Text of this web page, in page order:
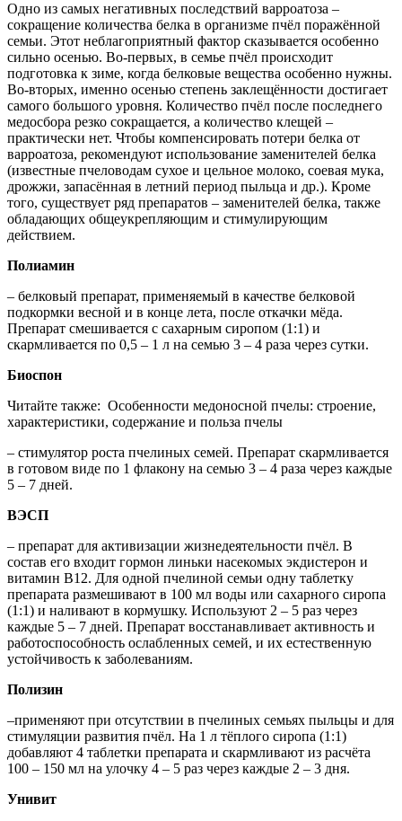
Одно из самых негативных последствий варроатоза –
сокращение количества белка в организме пчёл поражённой
семьи. Этот неблагоприятный фактор сказывается особенно
сильно осенью. Во-первых, в семье пчёл происходит
подготовка к зиме, когда белковые вещества особенно нужны.
Во-вторых, именно осенью степень заклещённости достигает
самого большого уровня. Количество пчёл после последнего
медосбора резко сокращается, а количество клещей –
практически нет. Чтобы компенсировать потери белка от
варроатоза, рекомендуют использование заменителей белка
(известные пчеловодам сухое и цельное молоко, соевая мука,
дрожжи, запасённая в летний период пыльца и др.). Кроме
того, существует ряд препаратов – заменителей белка, также
обладающих общеукрепляющим и стимулирующим
действием.
Полиамин
– белковый препарат, применяемый в качестве белковой
подкормки весной и в конце лета, после откачки мёда.
Препарат смешивается с сахарным сиропом (1:1) и
скармливается по 0,5 – 1 л на семью 3 – 4 раза через сутки.
Биоспон
Читайте также: Особенности медоносной пчелы: строение,
характеристики, содержание и польза пчелы
– стимулятор роста пчелиных семей. Препарат скармливается
в готовом виде по 1 флакону на семью 3 – 4 раза через каждые
5 – 7 дней.
ВЭСП
– препарат для активизации жизнедеятельности пчёл. В
состав его входит гормон линьки насекомых экдистерон и
витамин В12. Для одной пчелиной семьи одну таблетку
препарата размешивают в 100 мл воды или сахарного сиропа
(1:1) и наливают в кормушку. Используют 2 – 5 раз через
каждые 5 – 7 дней. Препарат восстанавливает активность и
работоспособность ослабленных семей, и их естественную
устойчивость к заболеваниям.
Полизин
–применяют при отсутствии в пчелиных семьях пыльцы и для
стимуляции развития пчёл. На 1 л тёплого сиропа (1:1)
добавляют 4 таблетки препарата и скармливают из расчёта
100 – 150 мл на улочку 4 – 5 раз через каждые 2 – 3 дня.
Унивит